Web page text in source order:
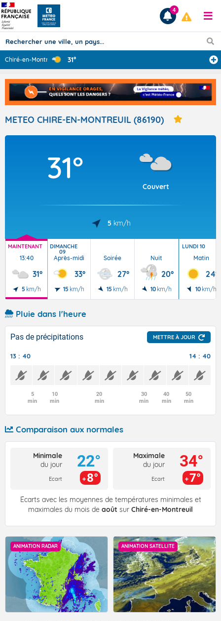
Prévisions
TOUS LES RÉSULTATS
Articles
4
Chiré-en-Montre ... 31°
METEO CHIRE-EN-MONTREUIL (86190)
31°
Couvert
5 km/h
MAINTENANT
13:40
31°
5 km/h
DIMANCHE
09
Après-midi
33°
15 km/h
Soirée
27°
15 km/h
Nuit
20°
10 km/h
LUNDI 10
Matin
24°
10 km/h
Pluie dans l'heure
Pas de précipitations METTRE À JOUR
13 : 40 14 : 40
5
min
10
min
20
min
30
min
40
min
50
min
Comparaison aux normales
Minimale
du jour
Ecart
22°
8°
Maximale
du jour
Ecart
34°
7°
Écarts avec les moyennes de températures minimales et
maximales du mois de août sur Chiré-en-Montreuil
ANIMATION RADAR ANIMATION SATELLITE